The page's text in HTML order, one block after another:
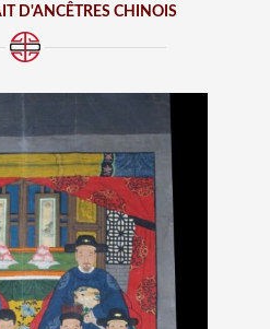
D'ANCÊTRES CHINOIS